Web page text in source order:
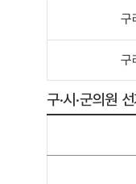
구
구
구·시·군의원